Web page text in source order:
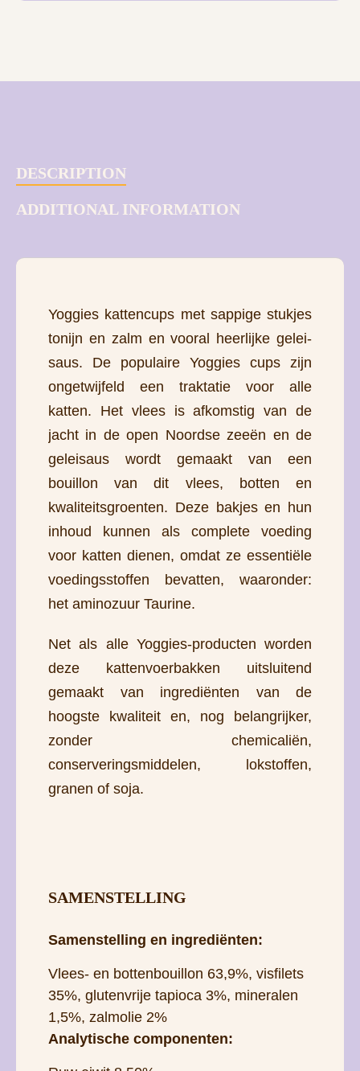
DESCRIPTION
ADDITIONAL INFORMATION
Yoggies kattencups met sappige stukjes
tonijn en zalm en vooral heerlijke gelei-
saus. De populaire Yoggies cups zijn
ongetwijfeld een traktatie voor alle
katten. Het vlees is afkomstig van de
jacht in de open Noordse zeeën en de
geleisaus wordt gemaakt van een
bouillon van dit vlees, botten en
kwaliteitsgroenten. Deze bakjes en hun
inhoud kunnen als complete voeding
voor katten dienen, omdat ze essentiële
voedingsstoffen bevatten, waaronder:
het aminozuur Taurine.
Net als alle Yoggies-producten worden
deze kattenvoerbakken uitsluitend
gemaakt van ingrediënten van de
hoogste kwaliteit en, nog belangrijker,
zonder chemicaliën,
conserveringsmiddelen, lokstoffen,
granen of soja.
SAMENSTELLING
Samenstelling en ingrediënten:
Vlees- en bottenbouillon 63,9%, visfilets
35%, glutenvrije tapioca 3%, mineralen
1,5%, zalmolie 2%
Analytische componenten: